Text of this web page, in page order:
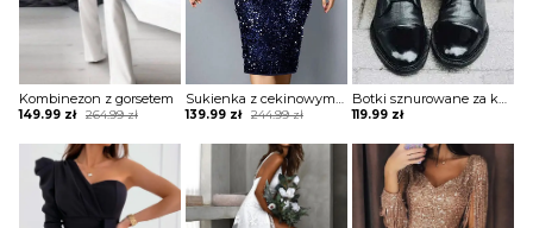
Kombinezon z gorsetem
264.99zł
Original
was:
264.99 zł.
149.99 zł
Current
is:
149.99 zł.
Sukienka z cekinowym przodem i paskami
244.99zł
Original
was:
139.99 zł
Current
Botki sznurowane za kostkę na płaskiej podeszwie
119.99 zł